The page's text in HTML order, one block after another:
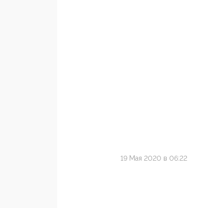
19 Мая 2020 в 06:22